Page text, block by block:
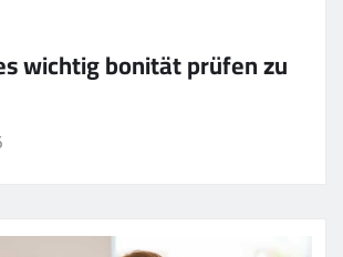
wichtig bonität prüfen zu